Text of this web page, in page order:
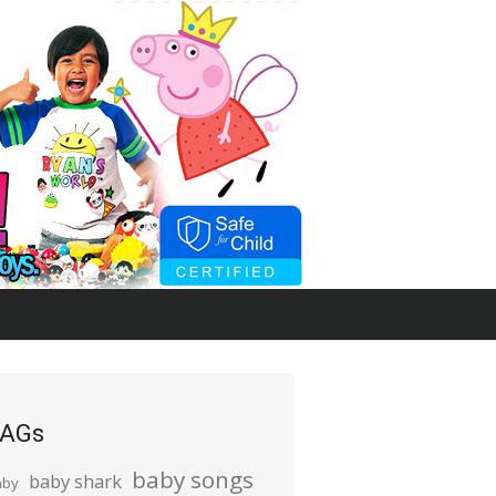
baby shark baby songs